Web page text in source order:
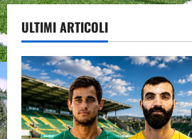
ULTIMI ARTICOLI